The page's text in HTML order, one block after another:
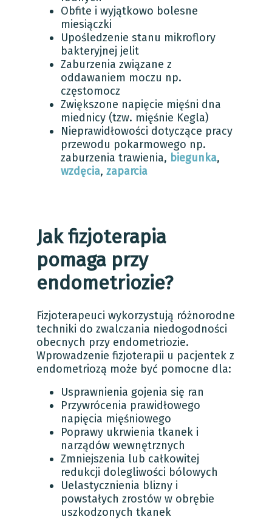
Obfite i wyjątkowo bolesne
miesiączki
Upośledzenie stanu mikroflory
bakteryjnej jelit
Zaburzenia związane z
oddawaniem moczu np.
częstomocz
Zwiększone napięcie mięśni dna
miednicy (tzw. mięśnie Kegla)
Nieprawidłowości dotyczące pracy
przewodu pokarmowego np.
zaburzenia trawienia, biegunka,
wzdęcia, zaparcia
Jak fizjoterapia
pomaga przy
endometriozie?
Fizjoterapeuci wykorzystują różnorodne
techniki do zwalczania niedogodności
obecnych przy endometriozie.
Wprowadzenie fizjoterapii u pacjentek z
endometriozą może być pomocne dla:
Usprawnienia gojenia się ran
Przywrócenia prawidłowego
napięcia mięśniowego
Poprawy ukrwienia tkanek i
narządów wewnętrznych
Zmniejszenia lub całkowitej
redukcji dolegliwości bólowych
Uelastycznienia blizny i
powstałych zrostów w obrębie
uszkodzonych tkanek